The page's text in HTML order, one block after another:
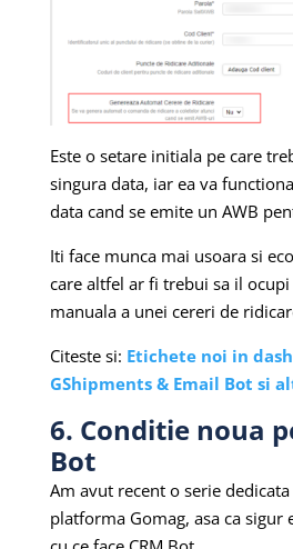
Este o setare initiala pe care
singura data, iar ea va
data cand se emite un AWB
Iti face munca mai usoara si
care altfel ar fi trebui sa il
manuala a unei cereri de
Citeste si: Etichete noi in
GShipments & Email Bot si
6. Conditie noua
Bot
Am avut recent o serie
platforma Gomag, asa ca sigur